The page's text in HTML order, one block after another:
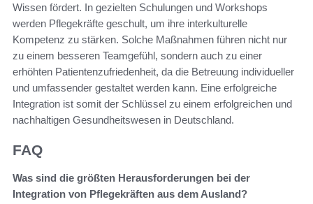
Wissen fördert. In gezielten Schulungen und Workshops
werden Pflegekräfte geschult, um ihre interkulturelle
Kompetenz zu stärken. Solche Maßnahmen führen nicht nur
zu einem besseren Teamgefühl, sondern auch zu einer
erhöhten Patientenzufriedenheit, da die Betreuung individueller
und umfassender gestaltet werden kann. Eine erfolgreiche
Integration ist somit der Schlüssel zu einem erfolgreichen und
nachhaltigen Gesundheitswesen in Deutschland.
FAQ
Was sind die größten Herausforderungen bei der
Integration von Pflegekräften aus dem Ausland?